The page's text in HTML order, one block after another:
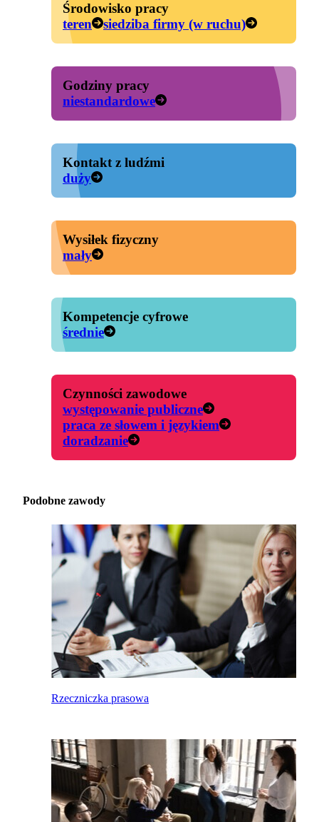
Środowisko pracy
teren
siedziba firmy (w ruchu)
Godziny pracy
niestandardowe
Kontakt z ludźmi
duży
Wysiłek fizyczny
mały
Kompetencje cyfrowe
średnie
Czynności zawodowe
występowanie publiczne
praca ze słowem i językiem
doradzanie
Podobne zawody
Rzeczniczka prasowa